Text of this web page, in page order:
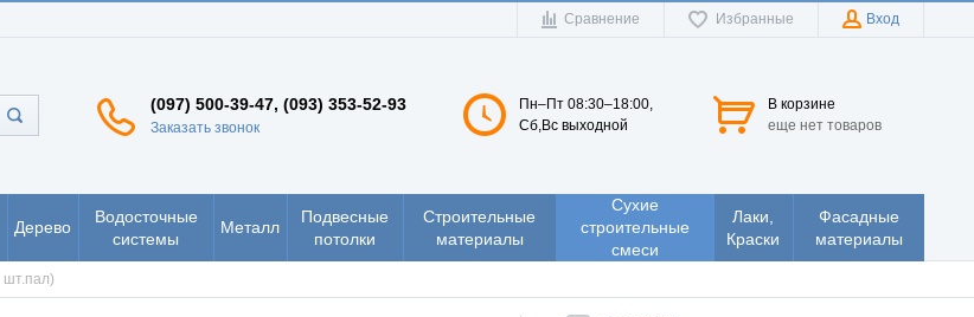
Сравнение Избранные Вход
(097) 500-39-47, (093) 353-52-93
Заказать звонок
Пн–Пт 08:30–18:00,
Сб,Вс выходной
В корзине
еще нет товаров
Дерево
Водосточные
системы
Металл
Подвесные
потолки
Строительные
материалы
Сухие
строительные
смеси
Лаки,
Краски
Фасадные
материалы
шт.пал)